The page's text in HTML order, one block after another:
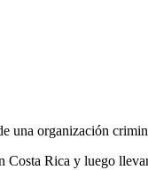
una organización
Rica y luego